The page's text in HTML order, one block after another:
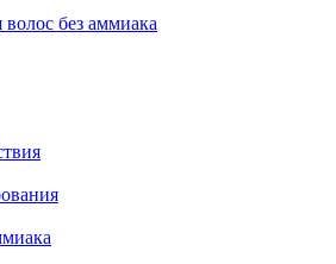
без аммиака